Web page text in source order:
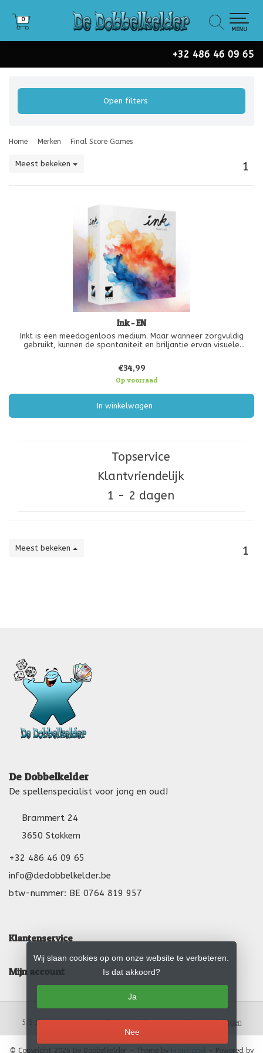
+32 486 46 09 65
0
0
MENU
Open filters
Home Merken Final Score Games
Meest bekeken 1
Ink - EN
Inkt is een meedogenloos medium. Maar wanneer zorgvuldig
gebruikt, kunnen de spontaniteit en briljantie ervan visuele
een p
€34,99
Op voorraad
In winkelwagen
Topservice
Klantvriendelijk
1 - 2 dagen
Meest bekeken 1
De Dobbelkelder
De spellenspecialist voor jong en oud!
Brammert 24
3650 Stokkem
+32 486 46 09 65
info@dedobbelkelder.be
btw-nummer: BE 0764 819 957
Klantenservice
Mijn account
5 sterren op basis van24beoordelingen.Lees 24 beoordelingen
Wij slaan cookies op om onze website te verbeteren.
Is dat akkoord?
Ja
Nee
© Copyright 2026 De Dobbelkelder - Theme by Frontlabel - Powered by